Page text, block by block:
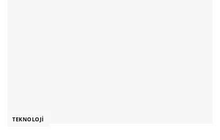
TEKNOLOJI